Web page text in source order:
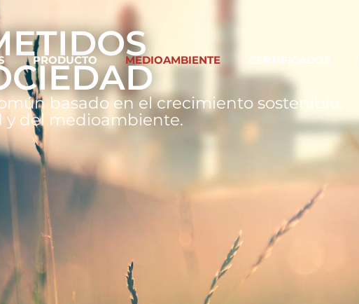
PRODUCTO MEDIOAMBIENTE CERTIFICADOS
basado en el crecimiento sostenible,
y del medioambiente.